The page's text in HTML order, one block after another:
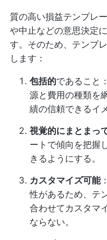
質の高い損益テンプレ
や中止などの意思決定
す。そのため、テンプ
します：
包括的であること
源と費用の種類を
績の信頼できるイ
視覚的にまとまっ
ートで傾向を把握
きるようにする。
カスタマイズ可能
性があるため、テ
合わせてカスタマ
ならない。